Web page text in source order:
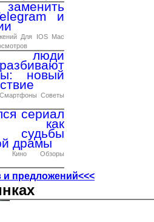
и
Для IOS
Mac
новый
Смартфоны Советы
сериал
как
судьбы
драмы
Кино
Обзоры
предложений<<<